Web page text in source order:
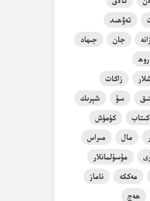
تەۋھىد
جان
جىھاد
روھ
زاكات
سۇ
شېرىك
كىتاب
كۈمۈش
مال
مىراس
مۇسۇلمانلار
مەككە
ناماز
ھەج